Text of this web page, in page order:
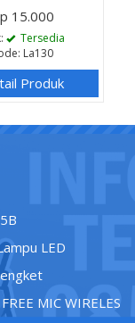
15.000
Tersedia
La130
Produk
LED
MIC WIRELES